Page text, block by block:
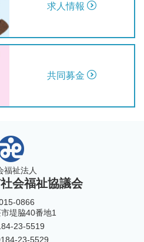
求人情報
共同募金
福祉法人
会福祉協議会
0866
堤脇40番地1
23-5519
23-5529